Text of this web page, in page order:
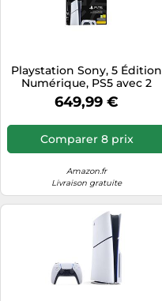
Playstation Sony, 5 Édition
Numérique, PS5 avec 2
Manettes Sans Fil
DualSense, Couleur :
649,99 €
Comparer 8 prix
Amazon.fr
Livraison gratuite